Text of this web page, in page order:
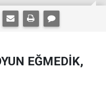
EĞMEDİK,